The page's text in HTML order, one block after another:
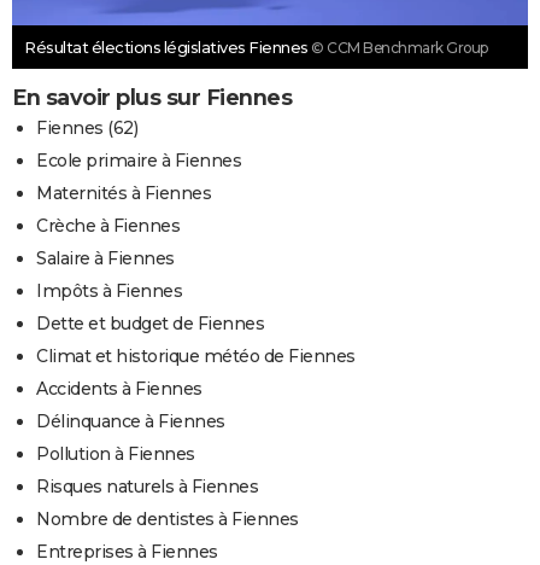
Résultat élections législatives Fiennes © CCM Benchmark Group
En savoir plus sur Fiennes
Fiennes (62)
Ecole primaire à Fiennes
Maternités à Fiennes
Crèche à Fiennes
Salaire à Fiennes
Impôts à Fiennes
Dette et budget de Fiennes
Climat et historique météo de Fiennes
Accidents à Fiennes
Délinquance à Fiennes
Pollution à Fiennes
Risques naturels à Fiennes
Nombre de dentistes à Fiennes
Entreprises à Fiennes